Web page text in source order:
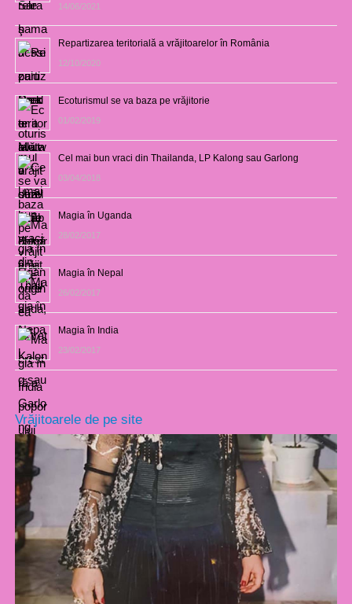
14/06/2021
Repartizarea teritorială a vrăjitoarelor în România
12/10/2020
Ecoturismul se va baza pe vrăjitorie
01/02/2019
Cel mai bun vraci din Thailanda, LP Kalong sau Garlong
03/04/2018
Magia în Uganda
28/02/2017
Magia în Nepal
26/02/2017
Magia în India
23/02/2017
Vrăjitoarele de pe site